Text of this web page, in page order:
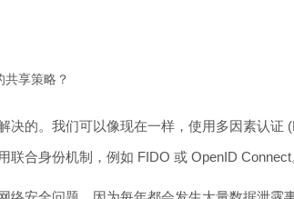
享策略？
决的。我们可以像现在一样，使用多因素认证
合身份机制，例如 FIDO 或 OpenID Connect